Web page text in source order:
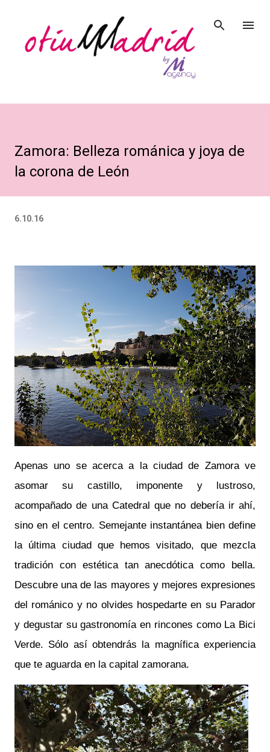
Ir al contenido principal
Zamora: Belleza románica y joya de
la corona de León
6.10.16
Apenas uno se acerca a la ciudad de Zamora ve
asomar su castillo, imponente y lustroso,
acompañado de una Catedral que no debería ir ahí,
sino en el centro. Semejante instantánea bien define
la última ciudad que hemos visitado, que mezcla
tradición con estética tan anecdótica como bella.
Descubre una de las mayores y mejores expresiones
del románico y no olvides hospedarte en su Parador
y degustar su gastronomía en rincones como La Bici
Verde. Sólo así obtendrás la magnífica experiencia
que te aguarda en la capital zamorana.